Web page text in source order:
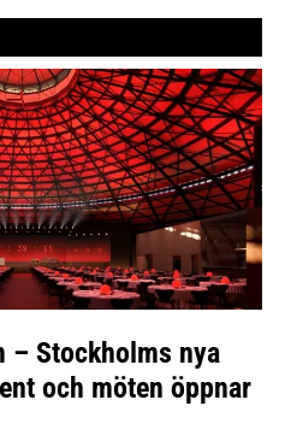
– Stockholms nya
och möten öppnar